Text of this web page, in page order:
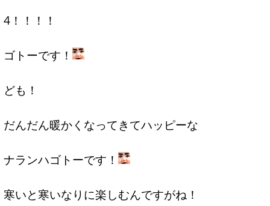
4！！！！
ゴトーです！
ども！
だんだん暖かくなってきてハッピーな
ナランハゴトーです！
寒いと寒いなりに楽しむんですがね！